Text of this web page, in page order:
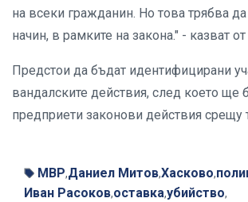
на всеки гражданин. Но това трябва
начин, в рамките на закона." - казват
Предстои да бъдат идентифицирани
вандалските действия, след което ще
предприети законови действия срещу
МВР,Даниел Митов,Хасково,
Иван Расоков,оставка,убийство,